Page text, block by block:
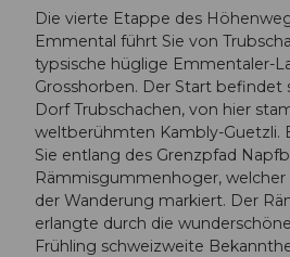
Die vierte Etappe des
Emmental führt Sie von
typsische hüglige Emmentaler-
Grosshorben. Der Start befindet
Dorf Trubschachen, von hier
weltberühmten Kambly-Guetzli.
Sie entlang des Grenzpfad
Rämmisgummenhoger,
der Wanderung markiert. Der
erlangte durch die
Frühling schweizweite